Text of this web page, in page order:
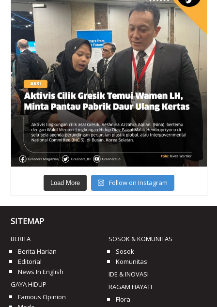
Load More Follow on Instagram
SITEMAP
BERITA
Berita Harian
Editorial
News In English
GAYA HIDUP
Famous Opinion
SOSOK & KOMUNITAS
Sosok
Komunitas
IDE & INOVASI
RAGAM HAYATI
Flora